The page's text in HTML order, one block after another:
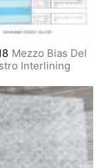
Mezzo Bias Del
Interlining